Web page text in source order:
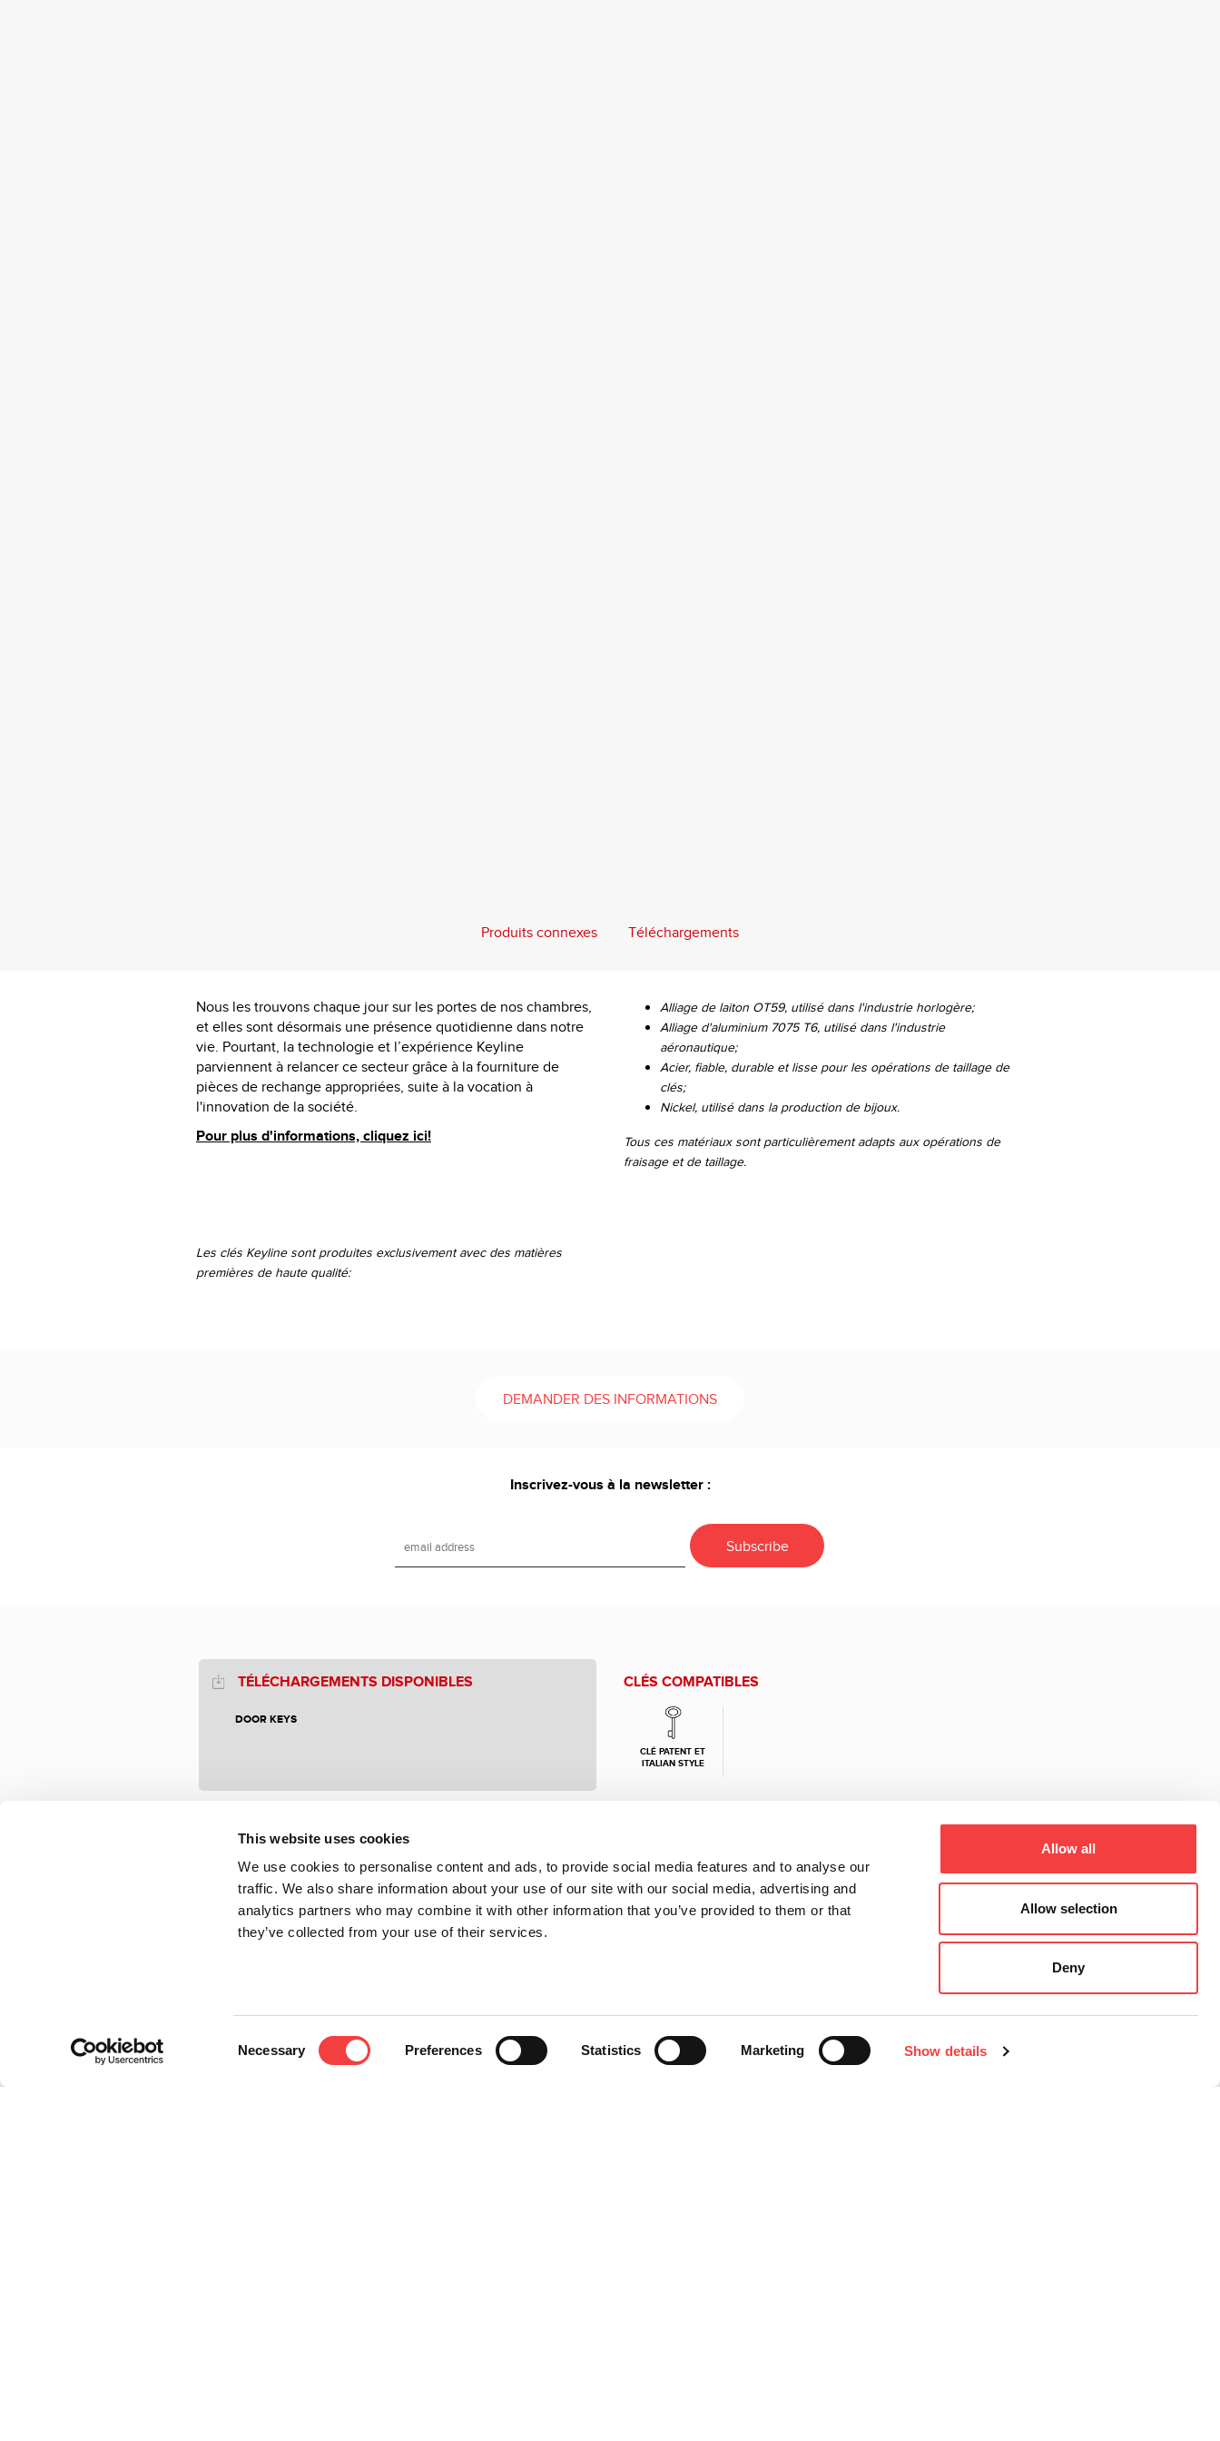
This website uses cookies
We use cookies to personalise content and ads, to provide social media features and to analyse our
traffic. We also share information about your use of our site with our social media, advertising and
analytics partners who may combine it with other information that you’ve provided to them or that
they’ve collected from your use of their services.
Necessary Preferences Statistics Marketing Show details
Allow all
Allow selection
Deny
Produits connexes Téléchargements
Nous les trouvons chaque jour sur les portes de nos chambres,
et elles sont désormais une présence quotidienne dans notre
vie. Pourtant, la technologie et l’expérience Keyline
parviennent à relancer ce secteur grâce à la fourniture de
pièces de rechange appropriées, suite à la vocation à
l'innovation de la société.
Pour plus d'informations, cliquez ici!
Les clés Keyline sont produites exclusivement avec des matières
premières de haute qualité:
Alliage de laiton OT59, utilisé dans l'industrie horlogère;
Alliage d'aluminium 7075 T6, utilisé dans l'industrie
aéronautique;
Acier, fiable, durable et lisse pour les opérations de taillage de
clés;
Nickel, utilisé dans la production de bijoux.
Tous ces matériaux sont particulièrement adapts aux opérations de
fraisage et de taillage.
DEMANDER DES INFORMATIONS
Inscrivez-vous à la newsletter :
TÉLÉCHARGEMENTS DISPONIBLES
DOOR KEYS
CLÉS COMPATIBLES
CLÉ PATENT ET
ITALIAN STYLE